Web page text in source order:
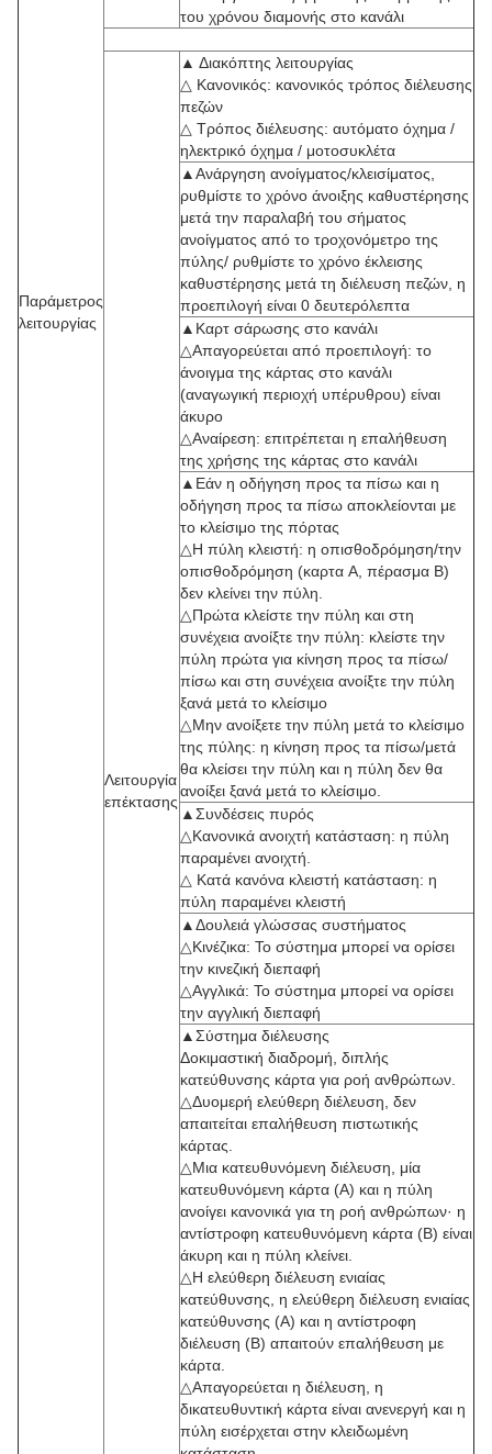
Παράμετρος
λειτουργίας
του χρόνου διαμονής στο κανάλι
Λειτουργία
επέκτασης
▲ Διακόπτης λειτουργίας
△ Κανονικός: κανονικός τρόπος διέλευσης
πεζών
△ Τρόπος διέλευσης: αυτόματο όχημα /
ηλεκτρικό όχημα / μοτοσυκλέτα
▲Ανάργηση ανοίγματος/κλεισίματος,
ρυθμίστε το χρόνο άνοιξης καθυστέρησης
μετά την παραλαβή του σήματος
ανοίγματος από το τροχονόμετρο της
πύλης/ ρυθμίστε το χρόνο έκλεισης
καθυστέρησης μετά τη διέλευση πεζών, η
προεπιλογή είναι 0 δευτερόλεπτα
▲Καρτ σάρωσης στο κανάλι
△Απαγορεύεται από προεπιλογή: το
άνοιγμα της κάρτας στο κανάλι
(αναγωγική περιοχή υπέρυθρου) είναι
άκυρο
△Αναίρεση: επιτρέπεται η επαλήθευση
της χρήσης της κάρτας στο κανάλι
▲Εάν η οδήγηση προς τα πίσω και η
οδήγηση προς τα πίσω αποκλείονται με
το κλείσιμο της πόρτας
△Η πύλη κλειστή: η οπισθοδρόμηση/την
οπισθοδρόμηση (καρτα A, πέρασμα B)
δεν κλείνει την πύλη.
△Πρώτα κλείστε την πύλη και στη
συνέχεια ανοίξτε την πύλη: κλείστε την
πύλη πρώτα για κίνηση προς τα πίσω/
πίσω και στη συνέχεια ανοίξτε την πύλη
ξανά μετά το κλείσιμο
△Μην ανοίξετε την πύλη μετά το κλείσιμο
της πύλης: η κίνηση προς τα πίσω/μετά
θα κλείσει την πύλη και η πύλη δεν θα
ανοίξει ξανά μετά το κλείσιμο.
▲Συνδέσεις πυρός
△Κανονικά ανοιχτή κατάσταση: η πύλη
παραμένει ανοιχτή.
△ Κατά κανόνα κλειστή κατάσταση: η
πύλη παραμένει κλειστή
▲Δουλειά γλώσσας συστήματος
△Κινέζικα: Το σύστημα μπορεί να ορίσει
την κινεζική διεπαφή
△Αγγλικά: Το σύστημα μπορεί να ορίσει
την αγγλική διεπαφή
▲Σύστημα διέλευσης
Δοκιμαστική διαδρομή, διπλής
κατεύθυνσης κάρτα για ροή ανθρώπων.
△Δυομερή ελεύθερη διέλευση, δεν
απαιτείται επαλήθευση πιστωτικής
κάρτας.
△Μια κατευθυνόμενη διέλευση, μία
κατευθυνόμενη κάρτα (Α) και η πύλη
ανοίγει κανονικά για τη ροή ανθρώπων· η
αντίστροφη κατευθυνόμενη κάρτα (Β) είναι
άκυρη και η πύλη κλείνει.
△Η ελεύθερη διέλευση ενιαίας
κατεύθυνσης, η ελεύθερη διέλευση ενιαίας
κατεύθυνσης (A) και η αντίστροφη
διέλευση (B) απαιτούν επαλήθευση με
κάρτα.
△Απαγορεύεται η διέλευση, η
δικατευθυντική κάρτα είναι ανενεργή και η
πύλη εισέρχεται στην κλειδωμένη